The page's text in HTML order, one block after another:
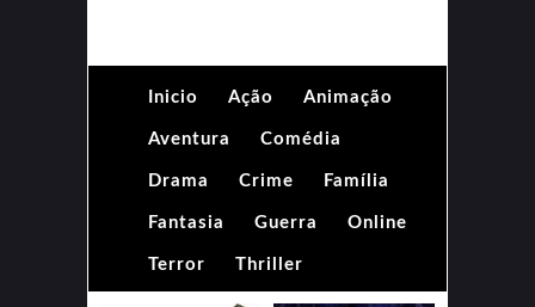
Inicio Ação Animação
Aventura Comédia
Drama Crime Família
Fantasia Guerra Online
Terror Thriller